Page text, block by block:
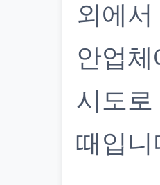
외에
안업
시도
때입니